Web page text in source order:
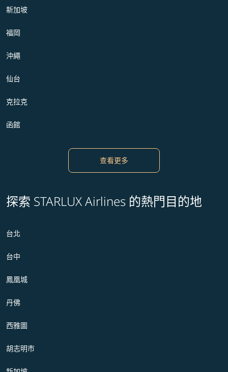
新加坡
福岡
沖繩
仙台
克拉克
函館
查看更多
探索 STARLUX Airlines 的熱門目的地
台北
台中
鳳凰城
丹佛
西雅圖
胡志明市